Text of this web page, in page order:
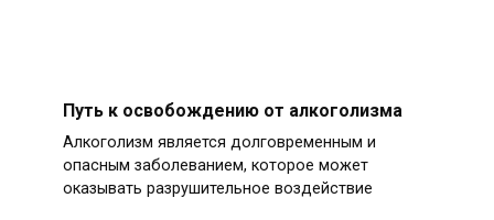
Путь к освобождению от алкоголизма
Алкоголизм является долговременным и
опасным заболеванием, которое может
оказывать разрушительное воздействие